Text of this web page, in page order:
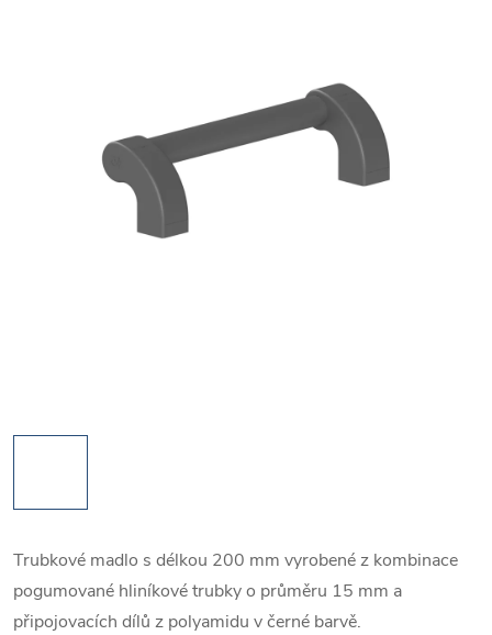
Trubkové madlo s délkou 200 mm vyrobené z kombinace
pogumované hliníkové trubky o průměru 15 mm a
připojovacích dílů z polyamidu v černé barvě.